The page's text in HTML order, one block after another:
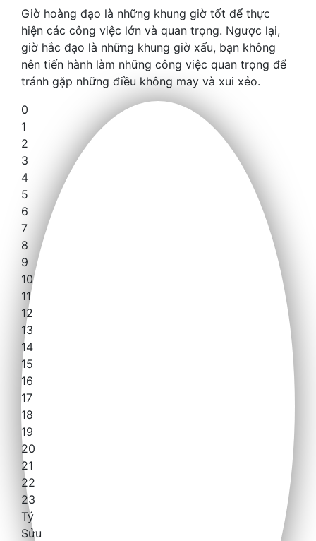
Giờ hoàng đạo là những khung giờ tốt để thực
hiện các công việc lớn và quan trọng. Ngược lại,
giờ hắc đạo là những khung giờ xấu, bạn không
nên tiến hành làm những công việc quan trọng để
tránh gặp những điều không may và xui xẻo.
0
1
2
3
4
5
6
7
8
9
10
11
12
13
14
15
16
17
18
19
20
21
22
23
Tý
Sửu